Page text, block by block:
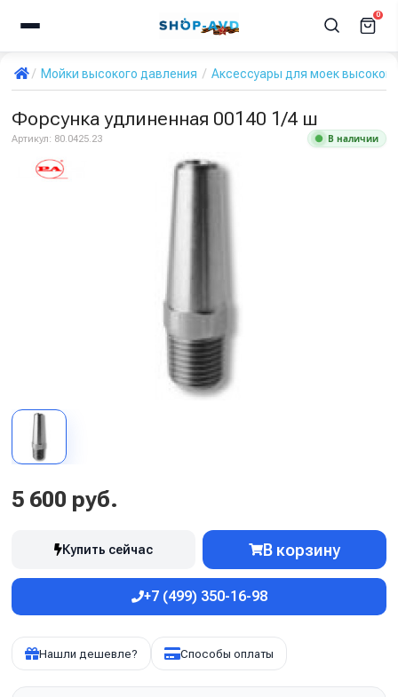
0
Мойки высокого давления Аксессуары для моек
Форсунка удлиненная 00140 1/4 ш
Артикул: 80.0425.23 В наличии
5 600 руб.
Купить сейчас В корзину
+7 (499) 350-16-98
Нашли дешевле? Способы оплаты